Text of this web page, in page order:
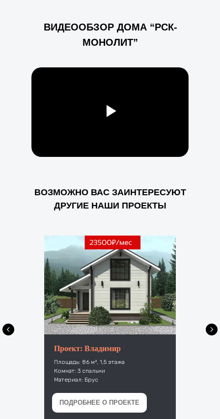
ВИДЕООБЗОР ДОМА “РСК-
МОНОЛИТ”
ВОЗМОЖНО ВАС ЗАИНТЕРЕСУЮТ
ДРУГИЕ НАШИ ПРОЕКТЫ
Проект: Владимир
Площадь: 86 м², 1,5 этажа
Комнат: 3 спальни
Материал: Брус
ПОДРОБНЕЕ О ПРОЕКТЕ